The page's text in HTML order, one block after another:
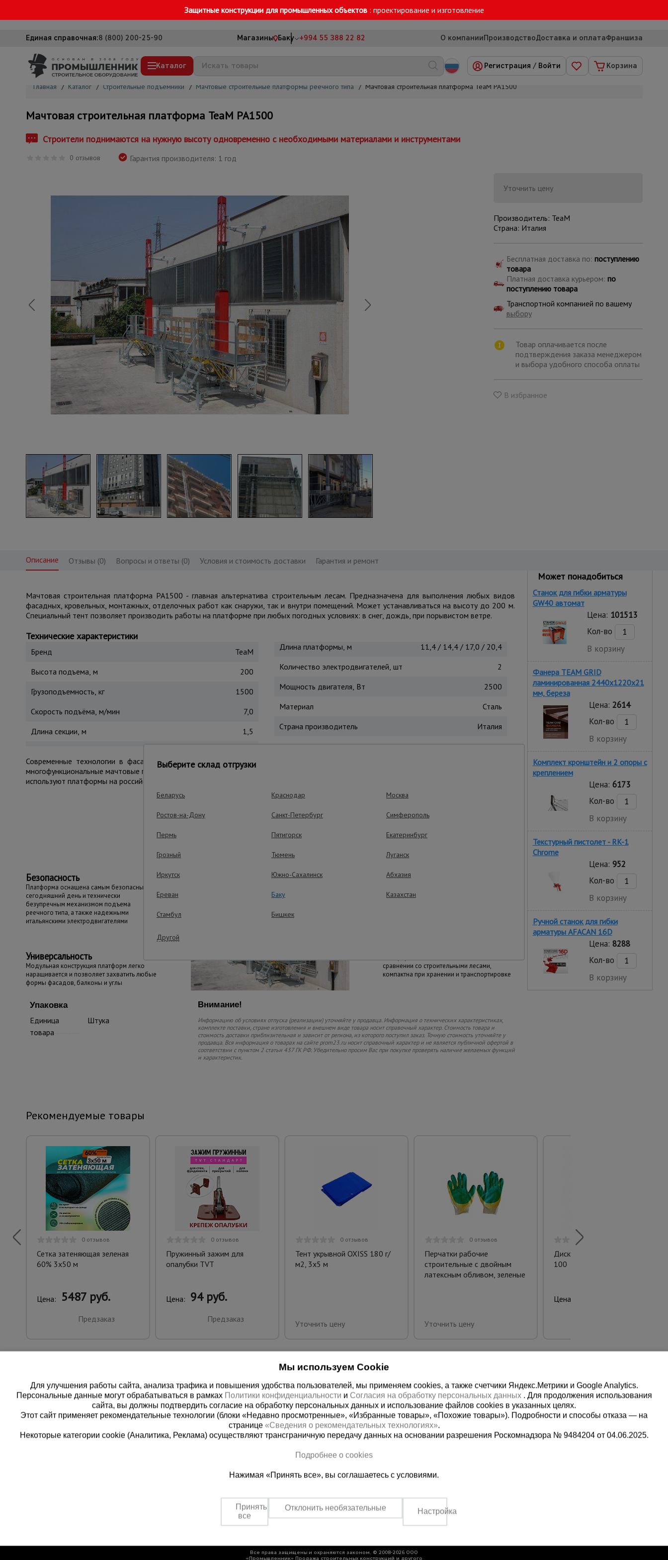
Защитные конструкции для промышленных объектов : проектирование и изготовление
Единая справочная:8 (800) 200-25-90 Магазины Баку +994 55 388 22 82 О компанииПроизводствоДоставка и оплатаФраншиза
Каталог
Вышки-туры
Сетка, тенты, брезенты
Фанера ламинированная
Вибротехника для строительства
Оборудование для работы с арматурой
Оборудование для бетонных работ
Техника для склада
Тачки строительные и садовые
Лестницы и стремянки
Штукатурные комплекты
Сварочные аппараты
Металл и металлообработка
Регистрация / Войти Корзина
Главная / Каталог / Строительные подъемники / Мачтовые строительные платформы реечного типа / Мачтовая строительная платформа TeaM РА1500
Мачтовая строительная платформа TeaM РА1500
Строители поднимаются на нужную высоту одновременно с необходимыми материалами и инструментами
0 отзывов Гарантия производителя: 1 год
Уточнить цену
Производитель: TeaM
Страна: Италия
Бесплатная доставка по: поступлению
товара
Платная доставка курьером: по
поступлению товара
Транспортной компанией по вашему
выбору
Товар оплачивается после
подтверждения заказа менеджером
и выбора удобного способа оплаты
В избранное
Описание Отзывы (0) Вопросы и ответы (0) Условия и стоимость доставки Гарантия и ремонт
Мачтовая строительная платформа РА1500 - главная альтернатива строительным лесам. Предназначена для выполнения любых видов
фасадных, кровельных, монтажных, отделочных работ как снаружи, так и внутри помещений. Может устанавливаться на высоту до 200 м.
Специальный тент позволяет производить работы на платформе при любых погодных условиях: в снег, дождь, при порывистом ветре.
Технические характеристики
Бренд
TeaM
Высота подъема, м
200
Грузоподъемность, кг
1500
Скорость подъёма, м/мин
7,0
Длина секции, м
1,5
Длина платформы, м
11,4 / 14,4 / 17,0 / 20,4
Количество электродвигателей, шт
2
Мощность двигателя, Вт
2500
Материал
Сталь
Страна производитель
Италия
Современные технологии в фасадном строительстве привели к тому, что на смену привычным строительным лесам пришли удобные
многофункциональные мачтовые платформы. Прогрессивные отечественные строители позаимствовали опыт европейских коллег и успешно
используют платформы на российских стройплощадках.
Важные преимущества – эффективная работа
Безопасность
Платформа оснащена самым безопасным на
сегодняшний день и технически
безупречным механизмом подъема
реечного типа, а также надежными
итальянскими электродвигателями
Универсальность
Модульная конструкция платформ легко
наращивается и позволяет захватить любые
формы фасадов, балконы и углы
Быстрый монтаж
в 2 раза увеличивают скорость сборки/
сравнении со строительными лесами,
компактна при хранении и транспортировке
Упаковка
Единица
товара
Штука
Внимание!
Информацию об условиях отпуска (реализации) уточняйте у продавца. Информация о технических характеристиках,
комплекте поставки, стране изготовления и внешнем виде товара носит справочный характер. Стоимость товара и
стоимость доставки приблизительная и зависит от региона, из которого поступил заказ. Точную стоимость уточняйте у
продавца. Вся информация о товарах на сайте prom23.ru носит справочный характер и не является публичной офертой в
соответствии с пунктом 2 статьи 437 ГК РФ. Убедительно просим Вас при покупке проверять наличие желаемых функций
и характеристик.
Может понадобиться
Станок для гибки арматуры
GW40 автомат
Цена: 101513
Кол-во
В корзину
Фанера TEAM GRID
ламинированная 2440х1220х21
мм, береза
Цена: 2614
Кол-во
В корзину
Комплект кронштейн и 2 опоры с
креплением
Цена: 6173
Кол-во
В корзину
Текстурный пистолет - RK-1
Chrome
Цена: 952
Кол-во
В корзину
Ручной станок для гибки
арматуры AFACAN 16D
Цена: 8288
Кол-во
В корзину
Рекомендуемые товары
0 отзывов
Сетка затеняющая зеленая
60% 3х50 м
Цена: 5487 руб.
Предзаказ
0 отзывов
Пружинный зажим для
опалубки TVT
Цена: 94 руб.
Предзаказ
0 отзывов
Тент укрывной OXISS 180 г/
м2, 3х5 м
Уточнить цену
0 отзывов
Перчатки рабочие
строительные с двойным
латексным обливом, зеленые
Уточнить цену
Диск затирочный для BPM
100
Цена:
8 (800) 200-25-90
Заказать звонок
+994 55 388 22 82
Заказать звонок
Мы в социальных сетях:
Все права защищены и охраняются законом. © 2008-2026 ООО
«Промышленник» Продажа строительных конструкций и другого
Выберите склад отгрузки
Беларусь Краснодар Москва
Ростов-на-Дону Санкт-Петербург Симферополь
Пермь Пятигорск Екатеринбург
Грозный Тюмень Луганск
Иркутск Южно-Сахалинск Абхазия
Ереван Баку Казахстан
Стамбул Бишкек
Другой
Мы используем Cookie
Для улучшения работы сайта, анализа трафика и повышения удобства пользователей, мы применяем cookies, а также счетчики Яндекс.Метрики и Google Analytics.
Персональные данные могут обрабатываться в рамках Политики конфиденциальности и Согласия на обработку персональных данных . Для продолжения использования
сайта, вы должны подтвердить согласие на обработку персональных данных и использование файлов cookies в указанных целях.
Этот сайт применяет рекомендательные технологии (блоки «Недавно просмотренные», «Избранные товары», «Похожие товары»). Подробности и способы отказа — на
странице «Сведения о рекомендательных технологиях».
Некоторые категории cookie (Аналитика, Реклама) осуществляют трансграничную передачу данных на основании разрешения Роскомнадзора № 9484204 от 04.06.2025.
Подробнее о cookies
Нажимая «Принять все», вы соглашаетесь с условиями.
Принять
все
Отклонить необязательные Настройка